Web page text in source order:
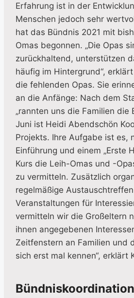
Erfahrung ist in der
Menschen jedoch sehr
hat das Bündnis 2021 mit
Omas begonnen. „Die Opas
zurückhaltend, unterstützen
häufig im Hintergrund“,
die fehlenden Opas. Sie
an die Anfänge: Nach dem
„rannten uns die Familien die
Juni ist Heidi Abendschön
Projekts. Ihre Aufgabe ist es,
Einführung und einem „Erste
Kurs die Leih-Omas und -
zu vermitteln. Zusätzlich
regelmäßige
Veranstaltungen für
vermitteln wir die Großeltern
ihnen angegebenen
Zeitfenstern an Familien und
sich erst mal kennen“, erklärt